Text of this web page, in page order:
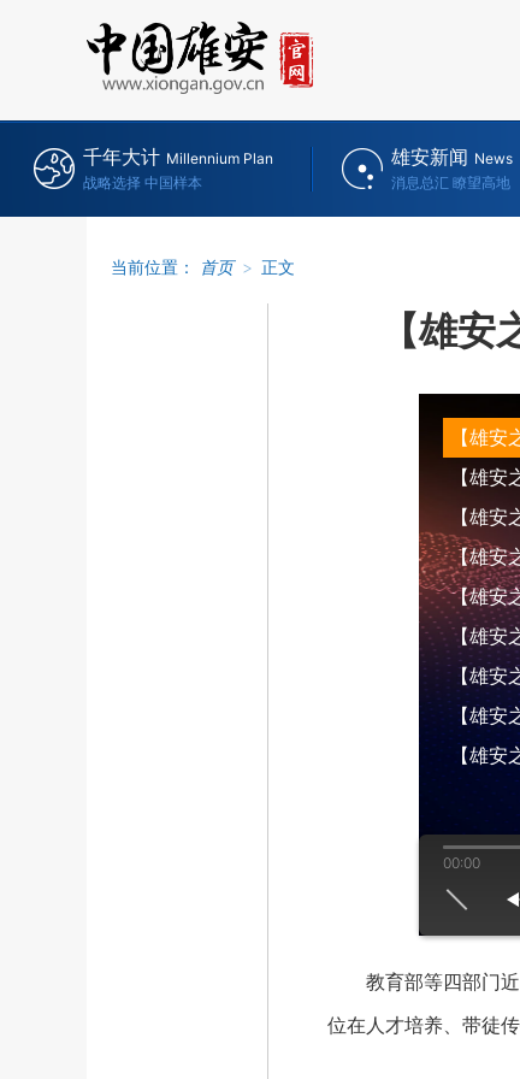
千年大计 Millennium Plan
战略选择 中国样本
雄安新闻 News
消息总汇 瞭望高地
当前位置： 首页 > 正文
【雄
【雄
【雄
【雄
【雄安
【雄安
【雄安
【雄安
【雄安
【雄安
00:00
教育部等四部门近
位在人才培养、带徒